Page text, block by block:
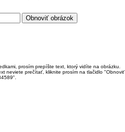
prosím prepíšte text, ktorý vidíte na obrázku.
neviete prečítať, kliknite prosím na tlačidlo "Obnoviť